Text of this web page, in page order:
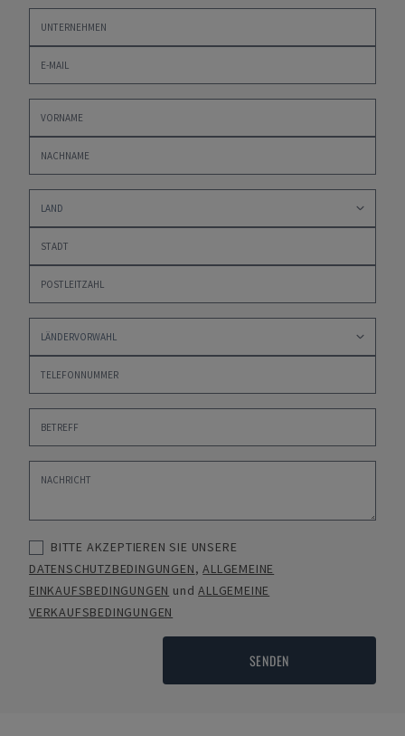
BITTE AKZEPTIEREN SIE UNSERE
DATENSCHUTZBEDINGUNGEN,ALLGEMEINE
EINKAUFSBEDINGUNGEN undALLGEMEINE
VERKAUFSBEDINGUNGEN
SENDEN